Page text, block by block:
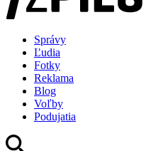
Správy
Ľudia
Fotky
Reklama
Blog
Voľby
Podujatia